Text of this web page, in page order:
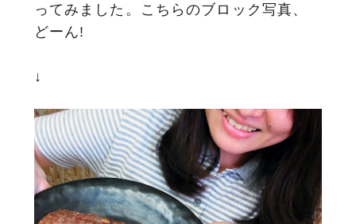
ってみました。こちらのブロック写真、
どーん!
↓